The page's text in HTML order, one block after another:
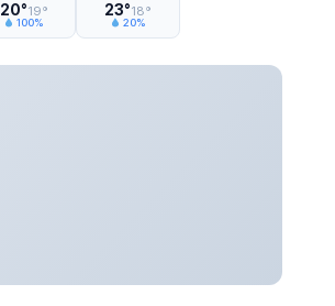
20°19°
100%
23°18°
20%